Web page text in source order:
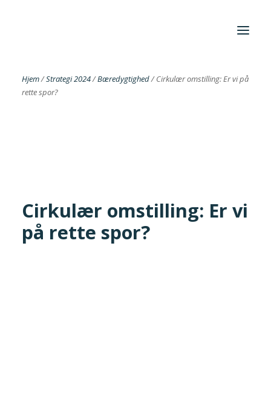
Foreningen
Search
Hjem/Strategi 2024/Bæredygtighed/Cirkulær omstilling: Er vi på
rette spor?
Cirkulær omstilling: Er vi
på rette spor?